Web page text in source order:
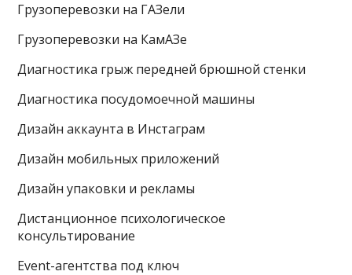
Грузоперевозки на ГАЗели
Грузоперевозки на КамАЗе
Диагностика грыж передней брюшной стенки
Диагностика посудомоечной машины
Дизайн аккаунта в Инстаграм
Дизайн мобильных приложений
Дизайн упаковки и рекламы
Дистанционное психологическое
консультирование
Event-агентства под ключ